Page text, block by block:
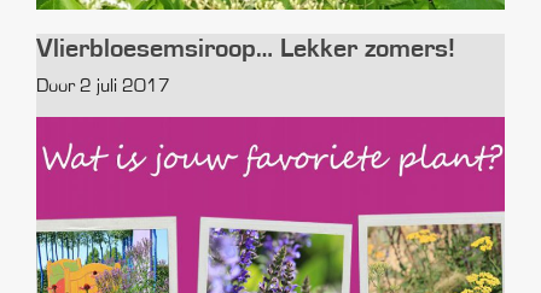
Vlierbloesemsiroop… Lekker zomers!
Door 2 juli 2017